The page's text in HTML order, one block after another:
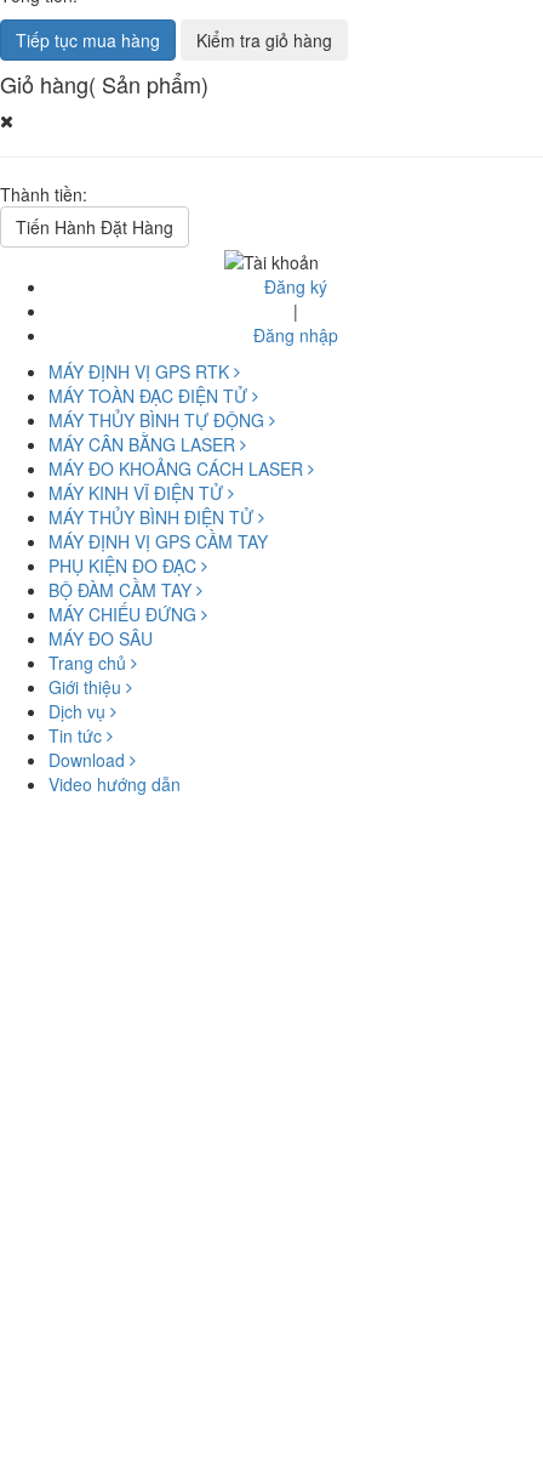
Tiếp tục mua hàng
Kiểm tra giỏ hàng
Giỏ hàng( Sản phẩm)
Thành tiền:
Tiến Hành Đặt Hàng
Đăng ký
|
Đăng nhập
MÁY ĐỊNH VỊ GPS RTK
MÁY TOÀN ĐẠC ĐIỆN TỬ
MÁY THỦY BÌNH TỰ ĐỘNG
MÁY CÂN BẰNG LASER
MÁY ĐO KHOẢNG CÁCH LASER
MÁY KINH VĨ ĐIỆN TỬ
MÁY THỦY BÌNH ĐIỆN TỬ
MÁY ĐỊNH VỊ GPS CẦM TAY
PHỤ KIỆN ĐO ĐẠC
BỘ ĐÀM CẦM TAY
MÁY CHIẾU ĐỨNG
MÁY ĐO SÂU
Trang chủ
Giới thiệu
Dịch vụ
Tin tức
Download
Video hướng dẫn